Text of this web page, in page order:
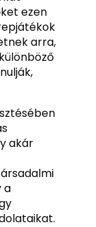
ezen
arra,
akár
a